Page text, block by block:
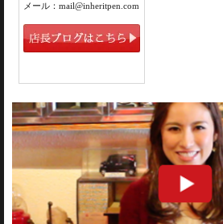
メール：mail@inheritpen.com